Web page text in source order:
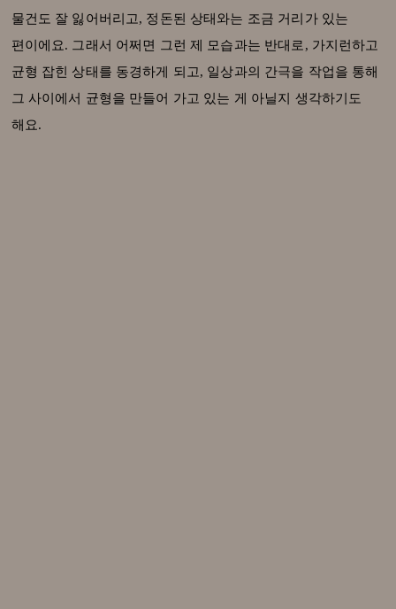
물건도 잘 잃어버리고, 정돈된 상태와는 조금 거리가 있는
편이에요. 그래서 어쩌면 그런 제 모습과는 반대로, 가지런하고
균형 잡힌 상태를 동경하게 되고, 일상과의 간극을 작업을 통해
그 사이에서 균형을 만들어 가고 있는 게 아닐지 생각하기도
해요.